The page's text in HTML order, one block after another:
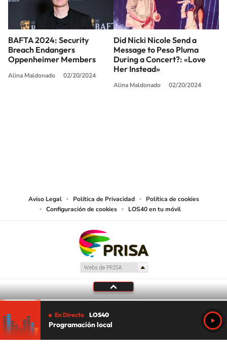
BAFTA 2024: Security
Breach Endangers
Oppenheimer Members
Alina Maldonado 02/20/2024
Did Nicki Nicole Send a
Message to Peso Pluma
During a Concert?: «Love
Her Instead»
Alina Maldonado 02/20/2024
Aviso Legal Política de Privacidad
Política de cookies
Configuración de cookies
LOS40 en tu móvil
En Directo LOS40
Programación local